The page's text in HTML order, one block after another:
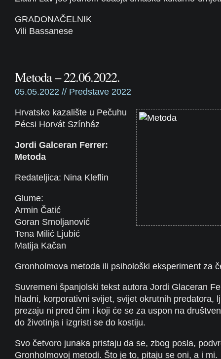
GRADONAČELNIK
Vili Bassanese
Metoda – 22.06.2022.
05.05.2022 // Predstave 2022
Hrvatsko kazalište u Pečuhu
Pécsi Horvát Színház
Jordi Galceran Ferrer:
Metoda
Redateljica: Nina Kleflin
Glume:
Armin Čatić
Goran Smoljanović
Tena Milić Ljubić
Matija Kačan
Gronholmova metoda ili psihološki eksperiment za
Suvremeni španjolski tekst autora Jordi Glaceran
hladni, korporativni svijet, svijet okrutnih predatora,
prezaju ni pred čim i koji će se za uspon na
do životinja i izgristi se do kostiju.
Svo četvoro junaka pristaju da se, zbog posla,
Gronholmovoj metodi. Što je to, pitaju se oni, a i mi.